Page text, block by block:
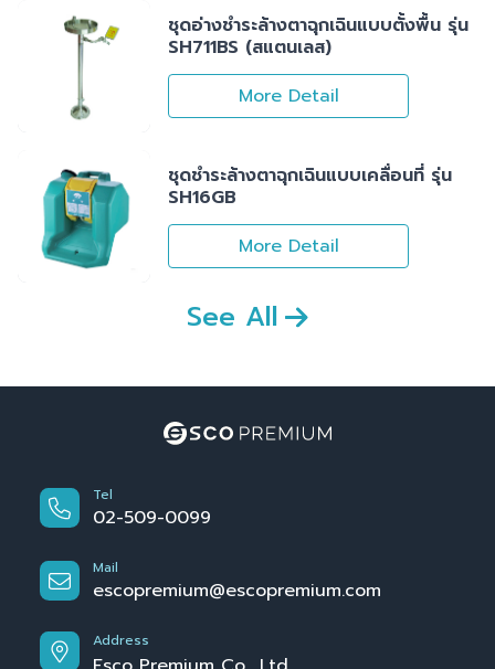
See All
ชุดอ่างชำระล้างตาฉุกเฉินแบบตั้งพื้น รุ่น
SH711BS (สแตนเลส)
More Detail
ชุดชำระล้างตาฉุกเฉินแบบเคลื่อนที่ รุ่น
SH16GB
More Detail
Tel
02-509-0099
Mail
escopremium@escopremium.com
Address